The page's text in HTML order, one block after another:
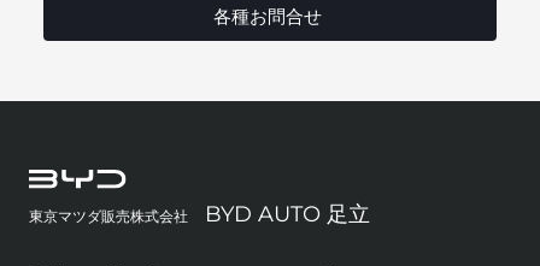
各種お問合せ
東京マツダ販売株式会社 BYD AUTO 足立